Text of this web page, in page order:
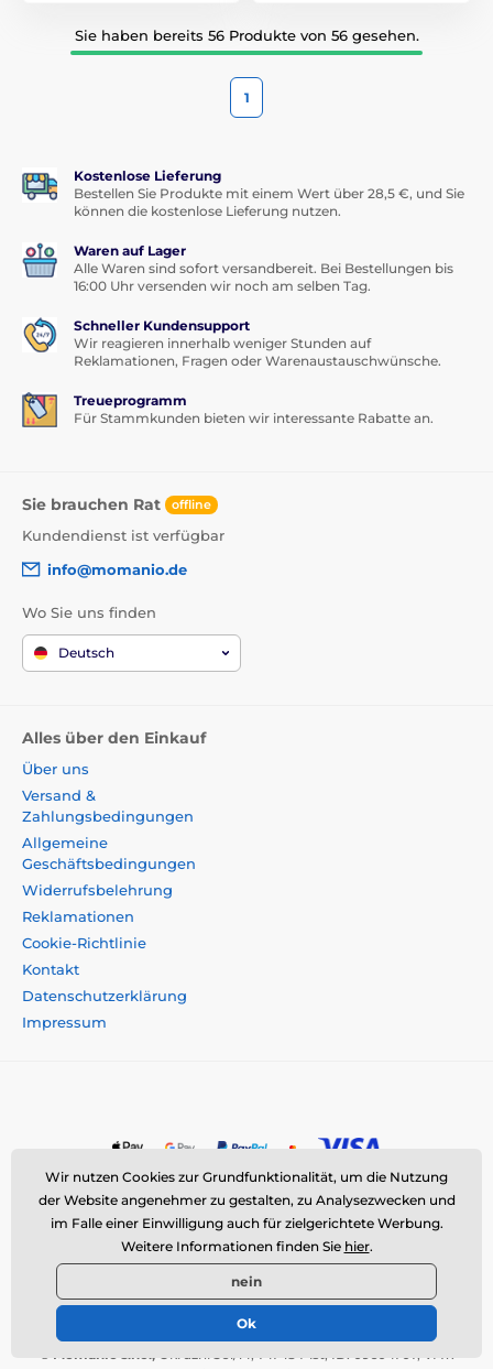
Sie haben bereits 56 Produkte von 56 gesehen.
1
Kostenlose Lieferung
Bestellen Sie Produkte mit einem Wert über 28,5 €, und Sie
können die kostenlose Lieferung nutzen.
Waren auf Lager
Alle Waren sind sofort versandbereit. Bei Bestellungen bis
16:00 Uhr versenden wir noch am selben Tag.
Schneller Kundensupport
Wir reagieren innerhalb weniger Stunden auf
Reklamationen, Fragen oder Warenaustauschwünsche.
Treueprogramm
Für Stammkunden bieten wir interessante Rabatte an.
Sie brauchen Rat offline
Kundendienst ist verfügbar
info@momanio.de
Wo Sie uns finden
Deutsch
Alles über den Einkauf
Über uns
Versand &
Zahlungsbedingungen
Allgemeine
Geschäftsbedingungen
Widerrufsbelehrung
Reklamationen
Cookie-Richtlinie
Kontakt
Datenschutzerklärung
Impressum
Momanio s.r.o., Okružní 361/14, 747 18 Píšť, Tschechische
Republik
info@momanio.de
ID: 09604707 | VAT: CZ09604707
© Momanio s.r.o.,Okružní 361/14, 747 18 Píšť, ID: 09604707, VAT:
Wir nutzen Cookies zur Grundfunktionalität, um die Nutzung
der Website angenehmer zu gestalten, zu Analysezwecken und
im Falle einer Einwilligung auch für zielgerichtete Werbung.
Weitere Informationen finden Sie hier.
nein
Ok